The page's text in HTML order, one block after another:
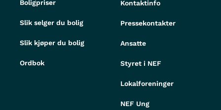
Boligpriser
Slik selger du bolig
Slik kjøper du bolig
Ordbok
Kontaktinfo
Pressekontakter
Ansatte
Styret i NEF
Lokalforeninger
NEF Ung